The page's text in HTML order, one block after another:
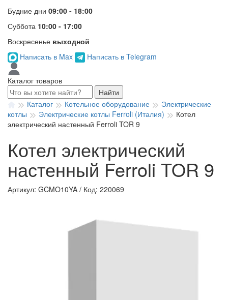
Будние дни 09:00 - 18:00
Суббота 10:00 - 17:00
Воскресенье выходной
Написать в Max
Написать в Telegram
Каталог товаров
Найти
Каталог
Котельное оборудование
Электрические
котлы
Электрические котлы Ferroli (Италия)
Котел
электрический настенный Ferroli TOR 9
Котел электрический
настенный Ferroli TOR 9
Артикул: GCMO10YA / Код: 220069